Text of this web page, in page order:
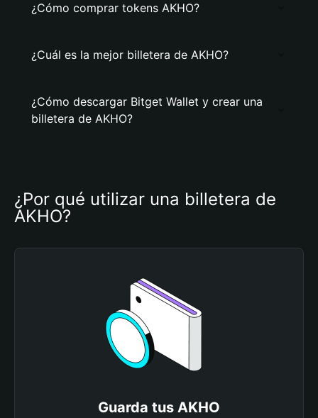
¿Cómo comprar tokens AKHO?
¿Cuál es la mejor billetera de AKHO?
¿Cómo descargar Bitget Wallet y crear una
billetera de AKHO?
¿Por qué utilizar una billetera de
AKHO?
Guarda tus AKHO